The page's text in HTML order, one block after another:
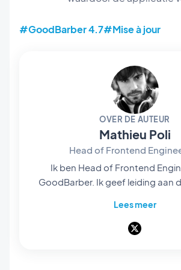
#GoodBarber 4.7#Mise à jour
OVER DE AUTEUR
Mathieu Poli
Head of Frontend
Ik ben Head of Frontend
GoodBarber. Ik geef leiding aan de teams die
vormen van ons no-
die de projecten van onze
Lees meer